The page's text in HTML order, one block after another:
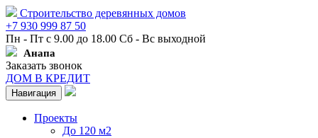
Строительство деревянных домов
+7 930 999 87 50
Пн - Пт с 9.00 до 18.00 Сб - Вс выходной
Анапа
Заказать звонок
ДОМ В КРЕДИТ
Навигация
Проекты
До 120 м2